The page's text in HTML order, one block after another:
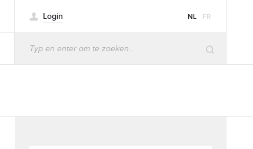
Login NL FR